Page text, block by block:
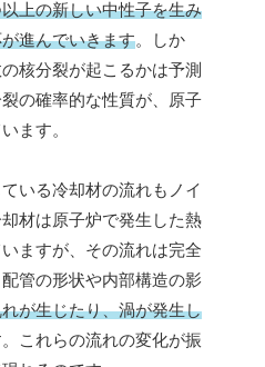
上の新しい中性子を生み
進んでいきます。しか
核分裂が起こるかは予測
の確率的な性質が、原子
ます。
いる冷却材の流れもノイ
材は原子炉で発生した熱
ますが、その流れは完全
管の形状や内部構造の影
が生じたり、渦が発生し
これらの流れの変化が振